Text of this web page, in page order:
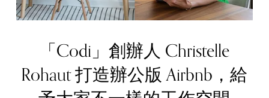
「Codi」創辦人 Christelle
Rohaut 打造辦公版 Airbnb，給